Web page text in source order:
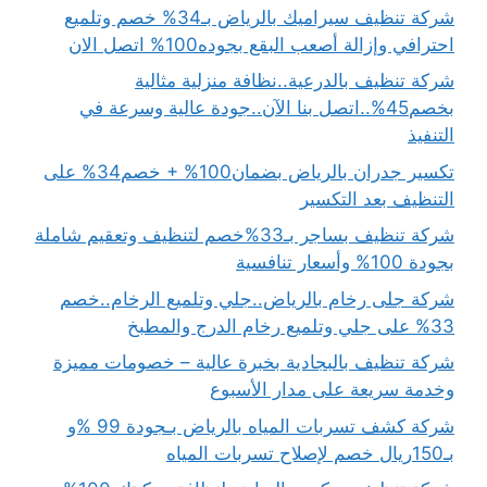
شركة تنظيف سيراميك بالرياض بـ34% خصم وتلميع
احترافي وإزالة أصعب البقع بجوده100% اتصل الان
شركة تنظيف بالدرعية..نظافة منزلية مثالية
بخصم45%..اتصل بنا الآن..جودة عالية وسرعة في
التنفيذ
تكسير جدران بالرياض بضمان100% + خصم34% على
التنظيف بعد التكسير
شركة تنظيف بساجر بـ33%خصم لتنظيف وتعقيم شاملة
بجودة 100% وأسعار تنافسية
شركة جلى رخام بالرياض..جلي وتلميع الرخام..خصم
33% على جلي وتلميع رخام الدرج والمطبخ
شركة تنظيف بالبجادية بخبرة عالية – خصومات مميزة
وخدمة سريعة على مدار الأسبوع
شركة كشف تسربات المياه بالرياض بـجودة 99 %و
بـ150ريال خصم لإصلاح تسربات المياه